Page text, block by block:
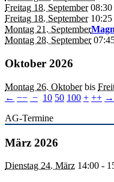
Freitag 18. September08:30
Freitag 18. September10:25
Montag 21. September
Montag 28. September
Oktober 2026
Montag 26. Oktoberbis
← −− − 10 50 100 + ++ →
AG-Termine
März 2026
Dienstag 24. März 14:00 -